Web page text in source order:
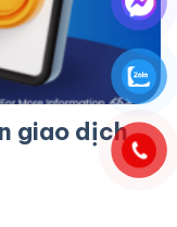
giao dịch